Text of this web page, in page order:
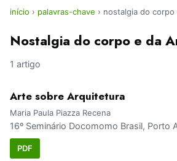
início › palavras-chave › nostalgia do
Nostalgia do corpo e da
1 artigo
Arte sobre Arquitetura
Maria Paula Piazza Recena
16º Seminário Docomomo Brasil, Porto
PDF